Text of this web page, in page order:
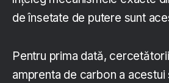
de însetate de putere sunt
Pentru prima dată,
amprenta de carbon a